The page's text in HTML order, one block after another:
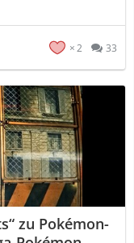
2 33
zu Pokémon-